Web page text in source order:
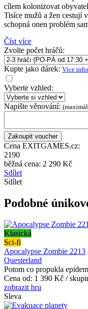
cílem kolonizovat
Tisíce mužů a žen cestují
schopná onen problém
Číst více
Zvolte počet hráčů:
Kupte jako dárek: Více
Vyberte vzhled:
Napište věnování:
Cena EXITGAMES.cz:
2190
běžná cena: 2 290 Kč
Sdílet
Sdílet
Podobné
Klasická
Sci-fi
Apocalypse Zombie 2213
Questerland
Potom co propukla
Cena od: 1 390 Kč /
zobrazit hru
Sleva